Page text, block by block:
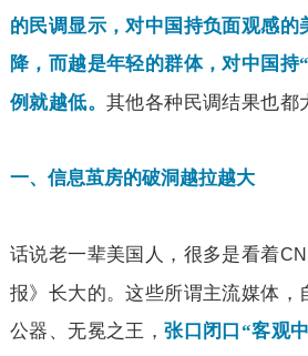
的民调显示，对中国持负面观感的
降，而越是年轻的群体，对中国持
例就越低。 其他各种民调结果也都
一、信息茧房的破洞越拉越大
话说老一辈美国人，很多是看着
报》长大的。这些所谓主流媒体，
公器、无冕之王，张口闭口“客观